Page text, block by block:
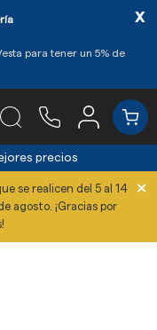
para tener un 5% de
x
precios
se realicen del 5 al 14
agosto. ¡Gracias por
×